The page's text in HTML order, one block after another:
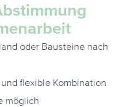
oder Bausteine nach
flexible Kombination
möglich